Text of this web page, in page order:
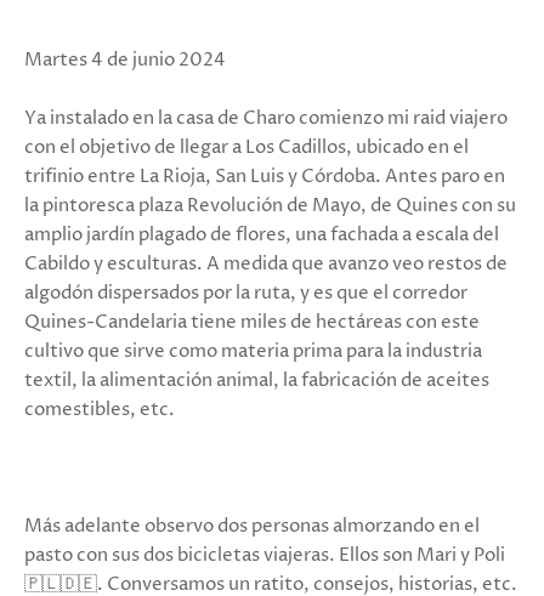
Martes 4 de junio 2024
Ya instalado en la casa de Charo comienzo mi raid viajero
con el objetivo de llegar a Los Cadillos, ubicado en el
trifinio entre La Rioja, San Luis y Córdoba. Antes paro en
la pintoresca plaza Revolución de Mayo, de Quines con su
amplio jardín plagado de flores, una fachada a escala del
Cabildo y esculturas. A medida que avanzo veo restos de
algodón dispersados por la ruta, y es que el corredor
Quines-Candelaria tiene miles de hectáreas con este
cultivo que sirve como materia prima para la industria
textil, la alimentación animal, la fabricación de aceites
comestibles, etc.
Más adelante observo dos personas almorzando en el
pasto con sus dos bicicletas viajeras. Ellos son Mari y Poli
🇵🇱🇩🇪. Conversamos un ratito, consejos, historias, etc.